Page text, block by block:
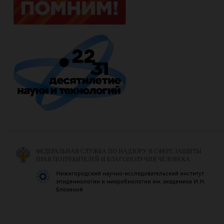
ФЕДЕРАЛЬНАЯ СЛУЖБА ПО НАДЗОРУ В СФЕРЕ ЗАЩИТЫ
ПРАВ ПОТРЕБИТЕЛЕЙ И БЛАГОПОЛУЧИЯ ЧЕЛОВЕКА
Нижегородский научно-исследовательский институт
эпидемиологии и микробиологии им. академика И.Н.
Блохиной